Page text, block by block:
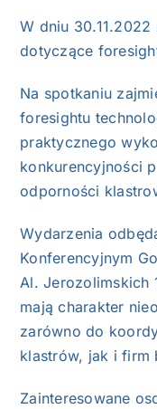
W dniu
dotyczące
Na spotkaniu
foresightu
praktycznego
konkurencyjności
odporności
Wydarzenia
Konferencyjnym
Al. Jerozolimskich
mają charakter
zarówno do
klastrów, jak i firm
Zainteresowane